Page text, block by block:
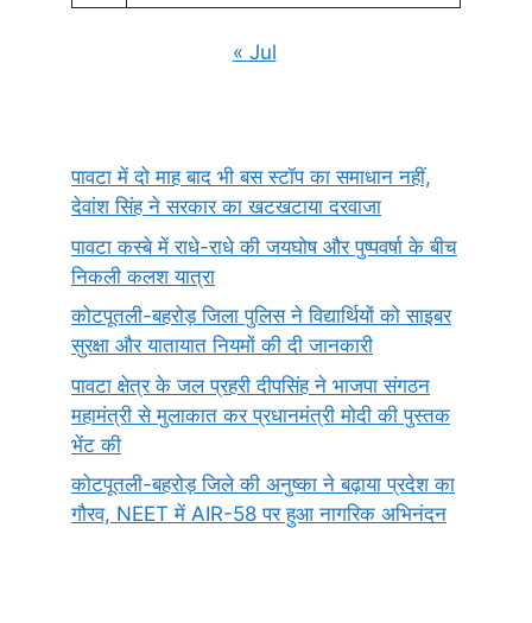
« Jul
पावटा में दो माह बाद भी बस स्टॉप का समाधान नहीं,
देवांश सिंह ने सरकार का खटखटाया दरवाजा
पावटा कस्बे में राधे-राधे की जयघोष और पुष्पवर्षा के बीच
निकली कलश यात्रा
कोटपूतली-बहरोड़ जिला पुलिस ने विद्यार्थियों को साइबर
सुरक्षा और यातायात नियमों की दी जानकारी
पावटा क्षेत्र के जल प्रहरी दीपसिंह ने भाजपा संगठन
महामंत्री से मुलाकात कर प्रधानमंत्री मोदी की पुस्तक
भेंट की
कोटपूतली-बहरोड़ जिले की अनुष्का ने बढ़ाया प्रदेश का
गौरव, NEET में AIR-58 पर हुआ नागरिक अभिनंदन